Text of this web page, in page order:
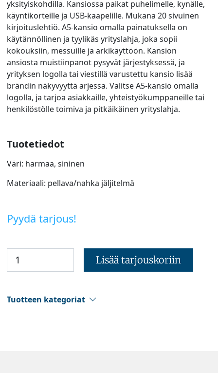
yksityiskohdilla. Kansiossa paikat puhelimelle, kynälle,
käyntikorteille ja USB-kaapelille. Mukana 20 sivuinen
kirjoituslehtiö. A5-kansio omalla painatuksella on
käytännöllinen ja tyylikäs yrityslahja, joka sopii
kokouksiin, messuille ja arkikäyttöön. Kansion
ansiosta muistiinpanot pysyvät järjestyksessä, ja
yrityksen logolla tai viestillä varustettu kansio lisää
brändin näkyvyyttä arjessa. Valitse A5-kansio omalla
logolla, ja tarjoa asiakkaille, yhteistyökumppaneille tai
henkilöstölle toimiva ja pitkäikäinen yrityslahja.
Tuotetiedot
Väri: harmaa, sininen
Materiaali: pellava/nahka jäljitelmä
Pyydä tarjous!
Lisää tarjouskoriin
Tuotteen kategoriat